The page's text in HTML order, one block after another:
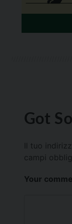
Got
Il tuo
campi
Your